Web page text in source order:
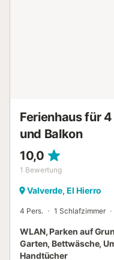
Ferienhaus für
und Balkon
10,0
1 Bewertung
Valverde, El Hierro
4 Pers. 1 Schlafzimmer
WLAN, Parken auf
Garten, Bettwäsche,
Handtücher